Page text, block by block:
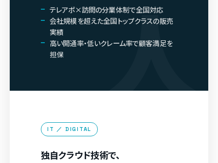
テレアポ×訪問の分業体制で全国対応
会社規模を超えた全国トップクラスの販売
実績
高い開通率・低いクレーム率で顧客満足を
担保
IT ／ DIGITAL
独自クラウド技術で、